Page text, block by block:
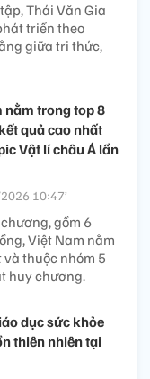
Thái Văn Gia
triển theo
giữa tri thức,
nằm trong top 8
quả cao nhất
Vật lí châu Á lần
10:47’
gồm 6
Việt Nam nằm
thuộc nhóm 5
huy chương.
dục sức khỏe
thiên nhiên tại